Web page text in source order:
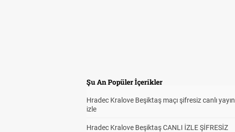
Şu An Popüler İçerikler
Hradec Kralove Beşiktaş maçı şifresiz canlı yayın
izle
Hradec Kralove Beşiktaş CANLI İZLE ŞİFRESİZ